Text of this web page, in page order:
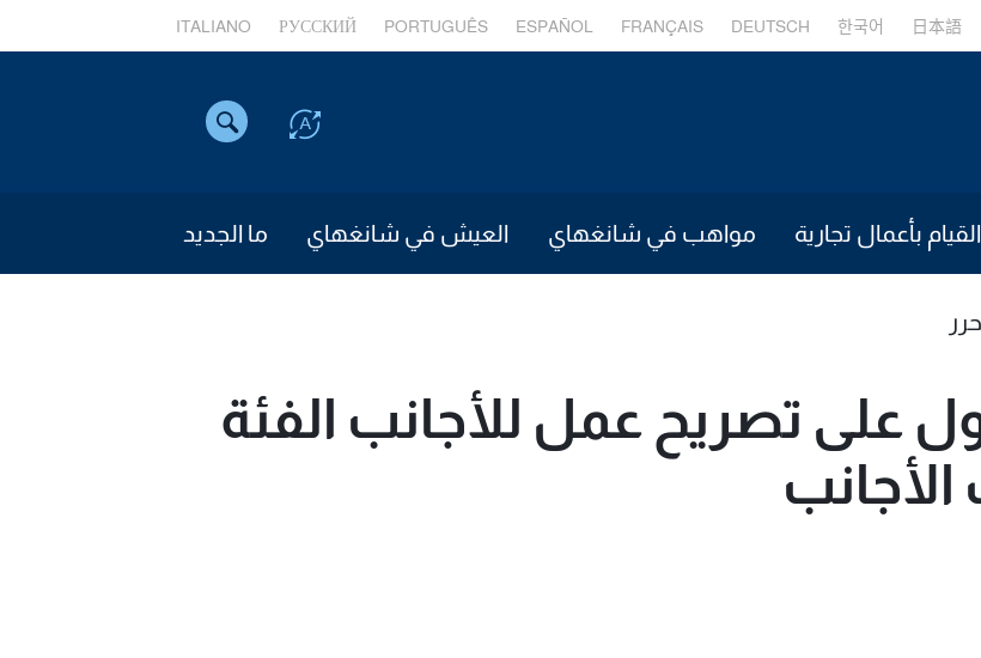
日本語
한국어
DEUTSCH
FRANÇAIS
ESPAÑOL
PORTUGUÊS
РУССКИЙ
ITALIANO
القيام بأعمال تجارية مواهب في شانغهاي العيش في شانغهاي ما الجديد
على تصريح عمل للأجانب الفئة